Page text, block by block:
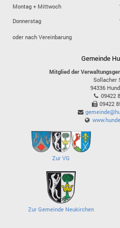
Montag + Mittwoch
Donnerstag
oder nach Vereinbarung
Gemeinde
Mitglied der
Sollacher
94336
09422
09422
Zur VG
Zur Gemeinde Neukirchen